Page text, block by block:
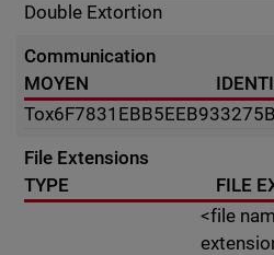
Double Extortion
Communication
MOYEN
Tox
File Extensions
TYPE
FILE
<file